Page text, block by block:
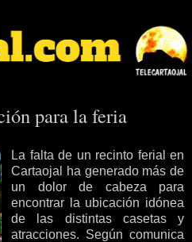
para la feria
La falta de un recinto ferial en
Cartaojal ha generado más de
un dolor de cabeza para
encontrar la ubicación idónea
de las distintas casetas y
atracciones. Según comunica